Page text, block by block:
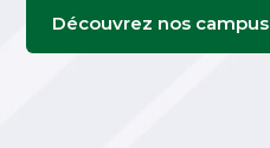
Découvrez nos campus